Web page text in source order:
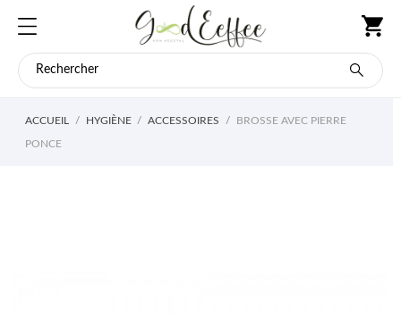
ACCUEIL HYGIÈNE ACCESSOIRES BROSSE AVEC PIERRE
PONCE